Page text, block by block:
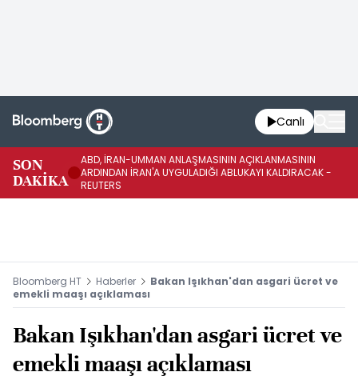
Canlı
SON
DAKİKA
ABD, İRAN-UMMAN ANLAŞMASININ AÇIKLANMASININ
ARDINDAN İRAN'A UYGULADIĞI ABLUKAYI KALDIRACAK -
REUTERS
Bloomberg HT Haberler
Bakan Işıkhan'dan asgari ücret ve
emekli maaşı açıklaması
Bakan Işıkhan'dan asgari ücret ve
emekli maaşı açıklaması